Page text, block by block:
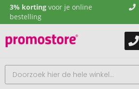
3% korting voor je online
bestelling